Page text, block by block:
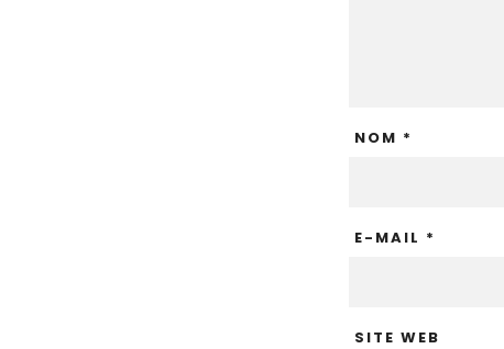
NOM *
E-MAIL *
SITE WEB